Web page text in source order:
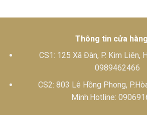
Thông tin cửa
CS1: 125 Xã Đàn, P. Kim Liên,
0989462466
CS2: 803 Lê Hồng Phong,
Minh.Hotline: